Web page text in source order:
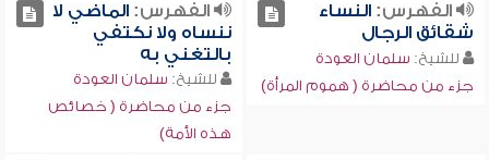
الفهرس:النساء
شقائق الرجال
للشيخ: سلمان العودة
جزء من محاضرة ( هموم المرأة)
الفهرس:الماضي لا
ننساه ولا نكتفي
بالتغني به
للشيخ: سلمان العودة
جزء من محاضرة ( خصائص
هذه الأمة)